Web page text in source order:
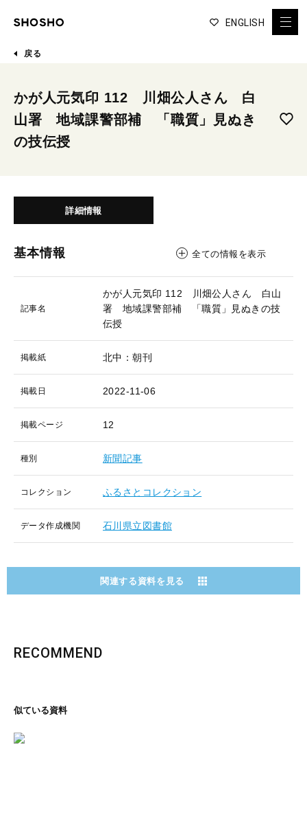
ENGLISH
戻る
かが人元気印 112 川畑公人さん 白
山署 地域課警部補 「職質」見ぬき
の技伝授
詳細情報
基本情報 全ての情報を表示
記事名
かが人元気印 112 川畑公人さん 白山
署 地域課警部補 「職質」見ぬきの技
伝授
掲載紙 北中：朝刊
掲載日 2022-11-06
掲載ページ 12
種別 新聞記事
コレクション ふるさとコレクション
データ作成機関 石川県立図書館
関連する資料を見る
RECOMMEND
似ている資料